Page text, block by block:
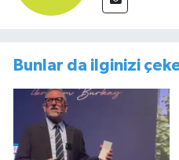
Bunlar da ilginizi